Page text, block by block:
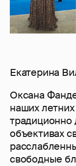
Екатерина
Оксана
наших
традиционно
объективах
свободные